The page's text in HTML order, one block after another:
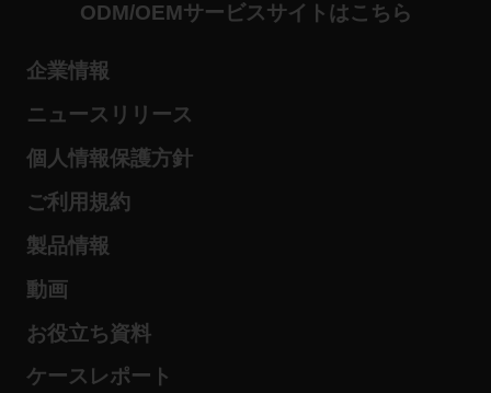
ODM/OEMサービスサイトはこちら
企業情報
ニュースリリース
個人情報保護方針
ご利用規約
製品情報
動画
お役立ち資料
ケースレポート